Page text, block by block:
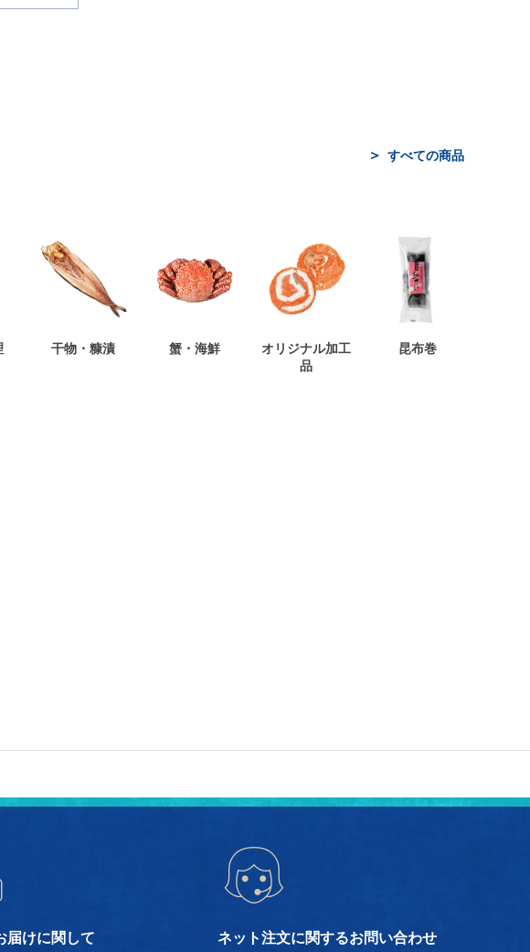
すべての商品
干物・糠漬 蟹・海鮮
オリジナル加工
品
昆布巻
届けに関して ネット注文に関するお問い合わせ